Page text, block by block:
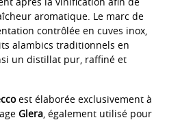
aromatique. Le marc de
contrôlée en cuves inox,
alambics traditionnels en
un distillat pur, raffiné et
est élaborée exclusivement à
Glera, également utilisé pour